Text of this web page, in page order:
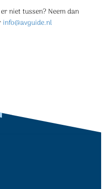
niet tussen? Neem dan
info@avguide.nl